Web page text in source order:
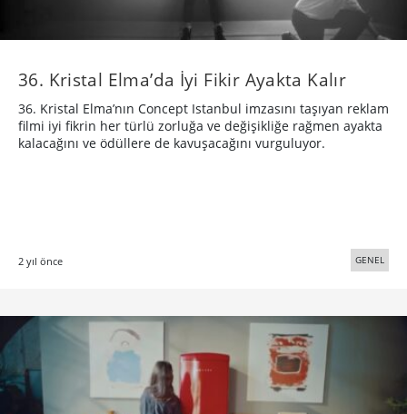
36. Kristal Elma’da İyi Fikir Ayakta Kalır
36. Kristal Elma’nın Concept Istanbul imzasını taşıyan reklam
filmi iyi fikrin her türlü zorluğa ve değişikliğe rağmen ayakta
kalacağını ve ödüllere de kavuşacağını vurguluyor.
2 yıl önce GENEL